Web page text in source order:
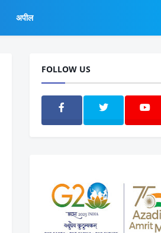
अपील
FOLLOW US